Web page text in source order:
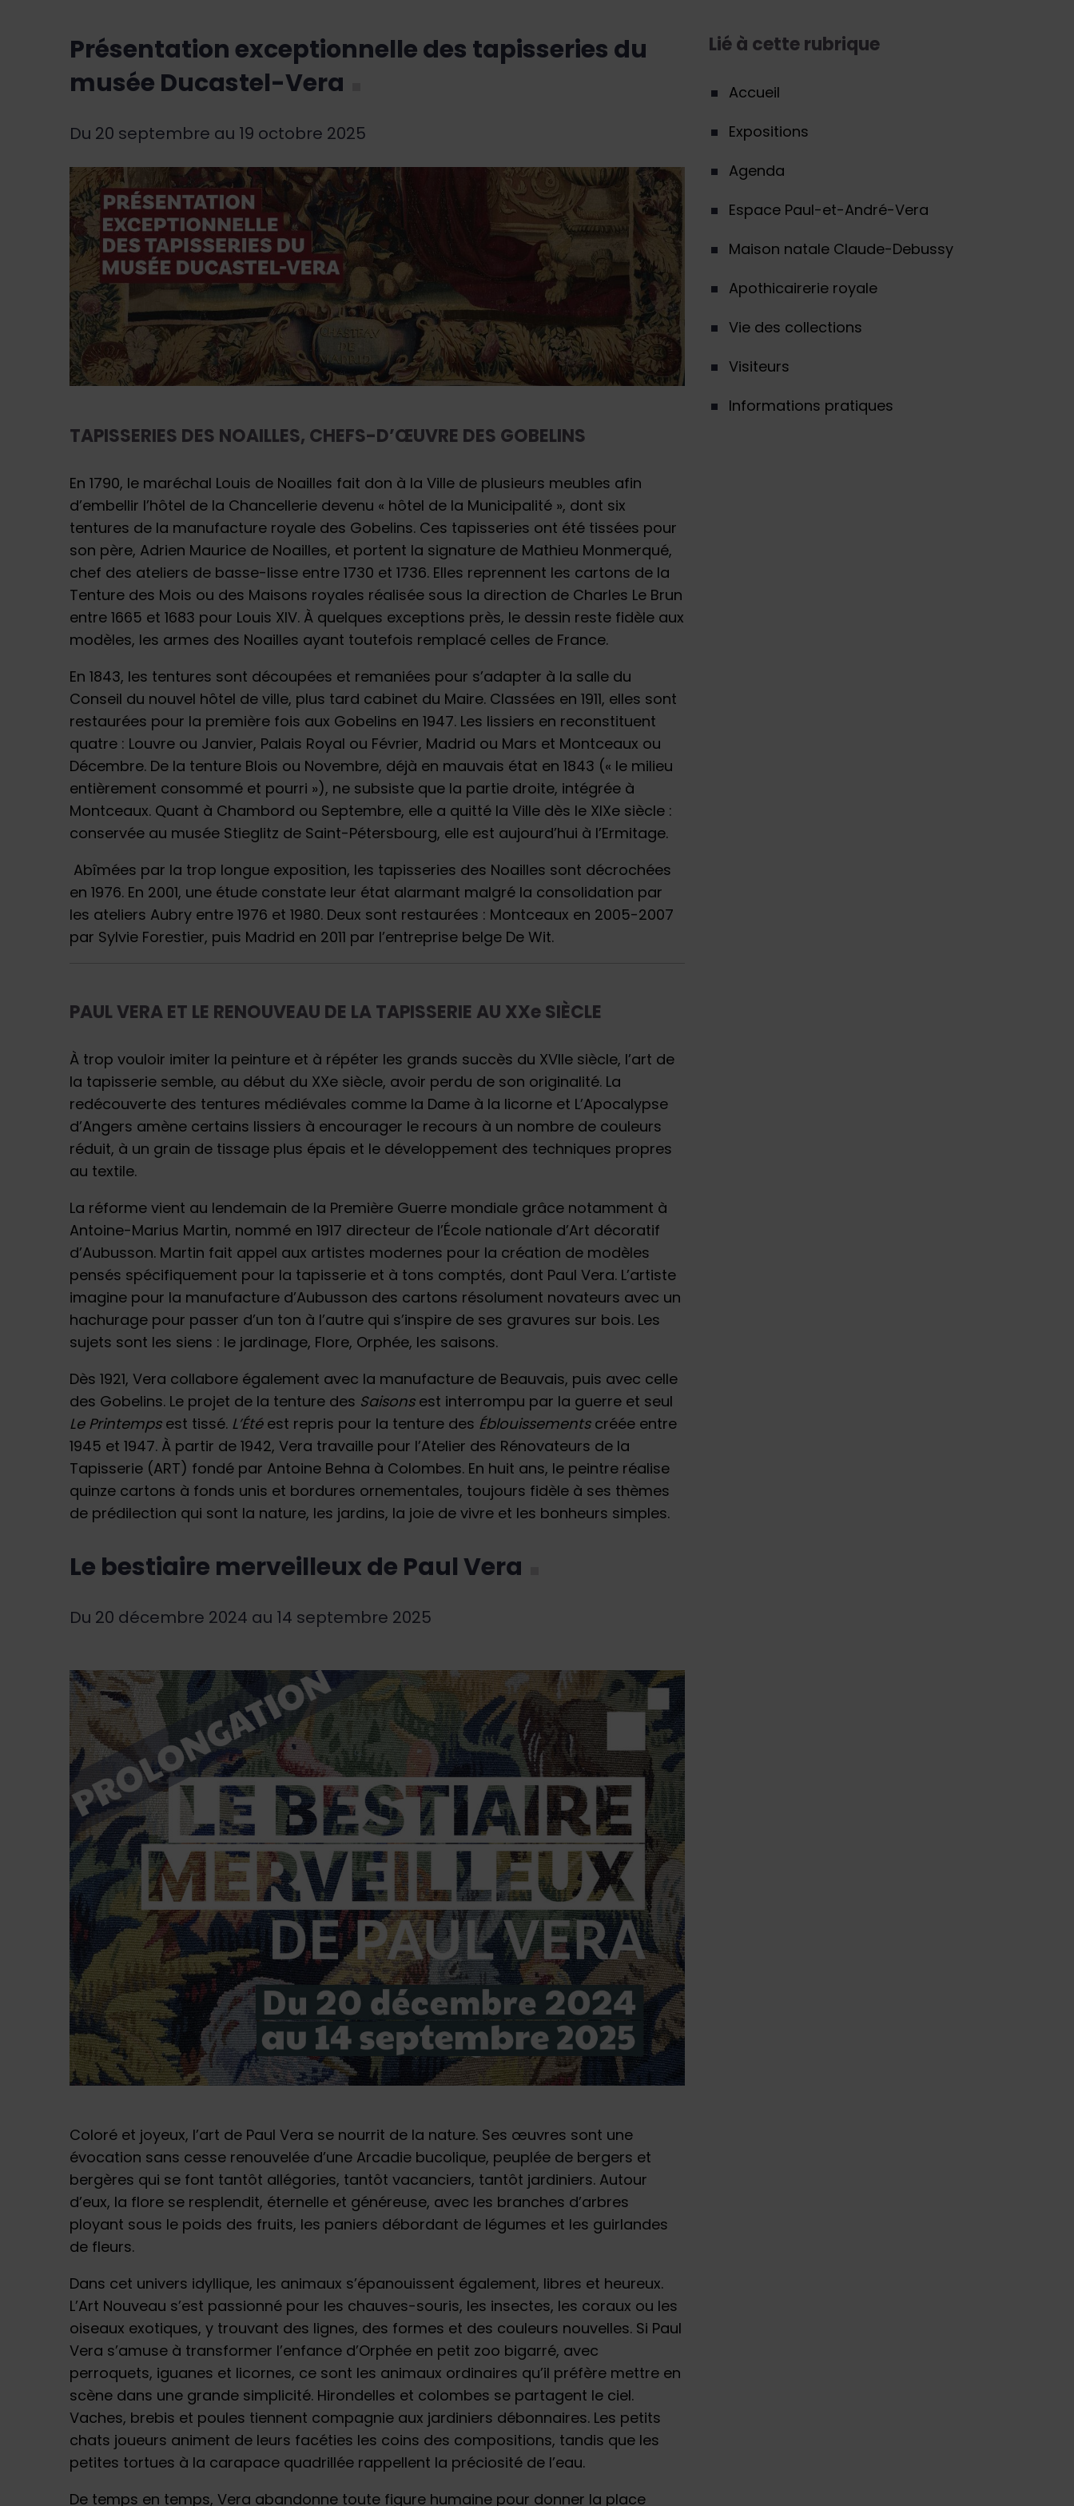
Présentation exceptionnelle des tapisseries du
musée Ducastel-Vera
Du 20 septembre au 19 octobre 2025
TAPISSERIES DES NOAILLES, CHEFS-D’ŒUVRE DES GOBELINS
En 1790, le maréchal Louis de Noailles fait don à la Ville de plusieurs meubles afin
d’embellir l’hôtel de la Chancellerie devenu « hôtel de la Municipalité », dont six
tentures de la manufacture royale des Gobelins. Ces tapisseries ont été tissées pour
son père, Adrien Maurice de Noailles, et portent la signature de Mathieu Monmerqué,
chef des ateliers de basse-lisse entre 1730 et 1736. Elles reprennent les cartons de la
Tenture des Mois ou des Maisons royales réalisée sous la direction de Charles Le Brun
entre 1665 et 1683 pour Louis XIV. À quelques exceptions près, le dessin reste fidèle aux
modèles, les armes des Noailles ayant toutefois remplacé celles de France.
En 1843, les tentures sont découpées et remaniées pour s’adapter à la salle du
Conseil du nouvel hôtel de ville, plus tard cabinet du Maire. Classées en 1911, elles sont
restaurées pour la première fois aux Gobelins en 1947. Les lissiers en reconstituent
quatre : Louvre ou Janvier, Palais Royal ou Février, Madrid ou Mars et Montceaux ou
Décembre. De la tenture Blois ou Novembre, déjà en mauvais état en 1843 (« le milieu
entièrement consommé et pourri »), ne subsiste que la partie droite, intégrée à
Montceaux. Quant à Chambord ou Septembre, elle a quitté la Ville dès le XIXe siècle :
conservée au musée Stieglitz de Saint-Pétersbourg, elle est aujourd’hui à l’Ermitage.
Abîmées par la trop longue exposition, les tapisseries des Noailles sont décrochées
en 1976. En 2001, une étude constate leur état alarmant malgré la consolidation par
les ateliers Aubry entre 1976 et 1980. Deux sont restaurées : Montceaux en 2005-2007
par Sylvie Forestier, puis Madrid en 2011 par l’entreprise belge De Wit.
PAUL VERA ET LE RENOUVEAU DE LA TAPISSERIE AU XXe SIÈCLE
À trop vouloir imiter la peinture et à répéter les grands succès du XVIIe siècle, l’art de
la tapisserie semble, au début du XXe siècle, avoir perdu de son originalité. La
redécouverte des tentures médiévales comme la Dame à la licorne et L’Apocalypse
d’Angers amène certains lissiers à encourager le recours à un nombre de couleurs
réduit, à un grain de tissage plus épais et le développement des techniques propres
au textile.
La réforme vient au lendemain de la Première Guerre mondiale grâce notamment à
Antoine-Marius Martin, nommé en 1917 directeur de l’École nationale d’Art décoratif
d’Aubusson. Martin fait appel aux artistes modernes pour la création de modèles
pensés spécifiquement pour la tapisserie et à tons comptés, dont Paul Vera. L’artiste
imagine pour la manufacture d’Aubusson des cartons résolument novateurs avec un
hachurage pour passer d’un ton à l’autre qui s’inspire de ses gravures sur bois. Les
sujets sont les siens : le jardinage, Flore, Orphée, les saisons.
Dès 1921, Vera collabore également avec la manufacture de Beauvais, puis avec celle
des Gobelins. Le projet de la tenture des Saisons est interrompu par la guerre et seul
Le Printempsest tissé. L’Étéest repris pour la tenture des Éblouissements créée entre
1945 et 1947. À partir de 1942, Vera travaille pour l’Atelier des Rénovateurs de la
Tapisserie (ART) fondé par Antoine Behna à Colombes. En huit ans, le peintre réalise
quinze cartons à fonds unis et bordures ornementales, toujours fidèle à ses thèmes
de prédilection qui sont la nature, les jardins, la joie de vivre et les bonheurs simples.
Le bestiaire merveilleux de Paul Vera
Du 20 décembre 2024 au 14 septembre 2025
Coloré et joyeux, l’art de Paul Vera se nourrit de la nature. Ses œuvres sont une
évocation sans cesse renouvelée d’une Arcadie bucolique, peuplée de bergers et
bergères qui se font tantôt allégories, tantôt vacanciers, tantôt jardiniers. Autour
d’eux, la flore se resplendit, éternelle et généreuse, avec les branches d’arbres
ployant sous le poids des fruits, les paniers débordant de légumes et les guirlandes
de fleurs.
Dans cet univers idyllique, les animaux s’épanouissent également, libres et heureux.
L’Art Nouveau s’est passionné pour les chauves-souris, les insectes, les coraux ou les
oiseaux exotiques, y trouvant des lignes, des formes et des couleurs nouvelles. Si Paul
Vera s’amuse à transformer l’enfance d’Orphée en petit zoo bigarré, avec
perroquets, iguanes et licornes, ce sont les animaux ordinaires qu’il préfère mettre en
scène dans une grande simplicité. Hirondelles et colombes se partagent le ciel.
Vaches, brebis et poules tiennent compagnie aux jardiniers débonnaires. Les petits
chats joueurs animent de leurs facéties les coins des compositions, tandis que les
petites tortues à la carapace quadrillée rappellent la préciosité de l’eau.
De temps en temps, Vera abandonne toute figure humaine pour donner la place
Lié à cette rubrique
Accueil
Expositions
Agenda
Espace Paul-et-André-Vera
Maison natale Claude-Debussy
Apothicairerie royale
Vie des collections
Visiteurs
Informations pratiques